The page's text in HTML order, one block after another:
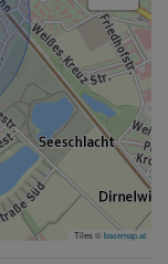
Tiles ©basemap.at